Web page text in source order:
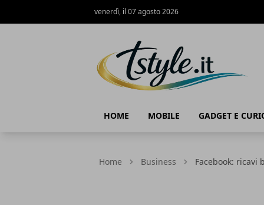
venerdì, il 07 agosto 2026
HOME MOBILE GADGET E
Home Business Facebook: ricavi